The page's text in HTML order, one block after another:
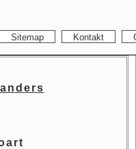
Sitemap Kontakt